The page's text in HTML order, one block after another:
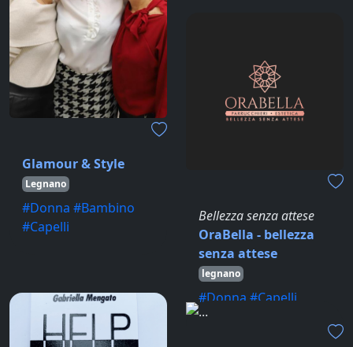
Glamour & Style
Legnano
#Donna #Bambino
#Capelli
Bellezza senza attese
OraBella - bellezza
senza attese
legnano
#Donna #Capelli
#Manicure #Pedicure